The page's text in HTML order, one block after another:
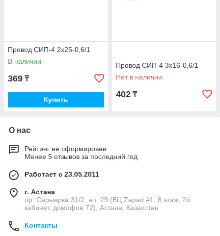
Провод СИП-4 2х25-0,6/1
В наличии
369 ₸
Купить
Провод СИП-4 3х16-0,6/1
Нет в наличии
402 ₸
О нас
Рейтинг не сформирован
Менее 5 отзывов за последний год
Работает с 23.05.2011
г. Астана
пр. Сарыарка 31/2, нп. 29 (БЦ Zapad #1, 8 этаж, 2й
кабинет, домофон 72), Астана, Казахстан
Контакты